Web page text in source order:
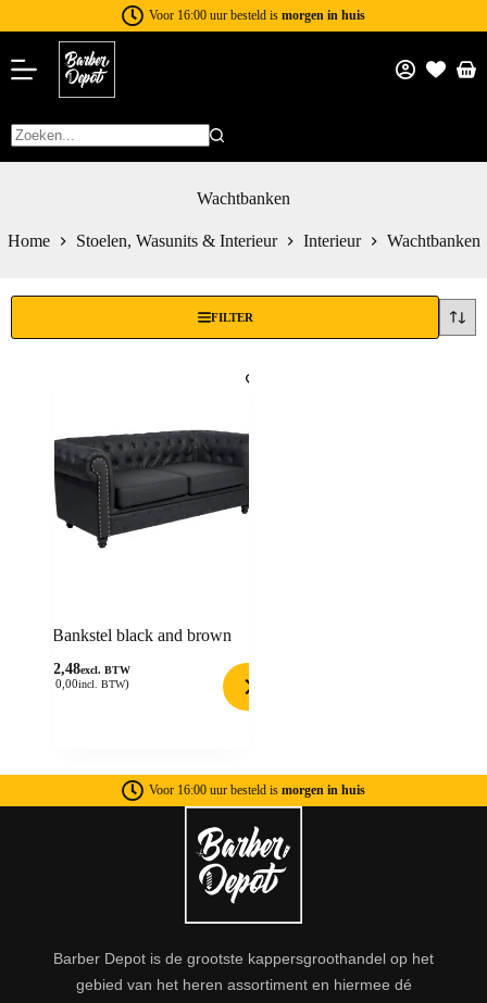
Voor 16:00 uur besteld is morgen in huis
Wachtbanken
Home Stoelen, Wasunits & Interieur Interieur Wachtbanken
FILTER
Bankstel black and brown
702,48excl. BTW
850,00incl. BTW)
Voor 16:00 uur besteld is morgen in huis
Barber Depot is de grootste kappersgroothandel op het
gebied van het heren assortiment en hiermee dé